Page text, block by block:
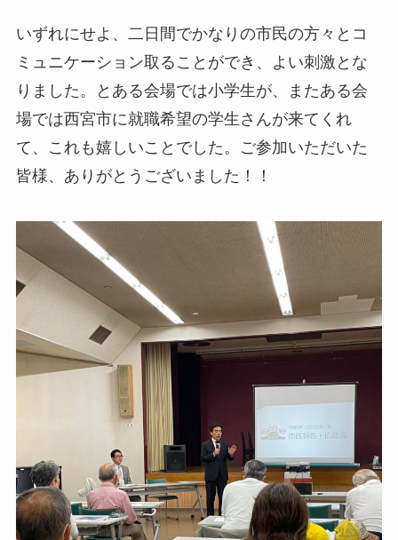
いずれにせよ、二日間でかなりの市民の方々とコ
ミュニケーション取ることができ、よい刺激とな
りました。とある会場では小学生が、またある会
場では西宮市に就職希望の学生さんが来てくれ
て、これも嬉しいことでした。ご参加いただいた
皆様、ありがとうございました！！